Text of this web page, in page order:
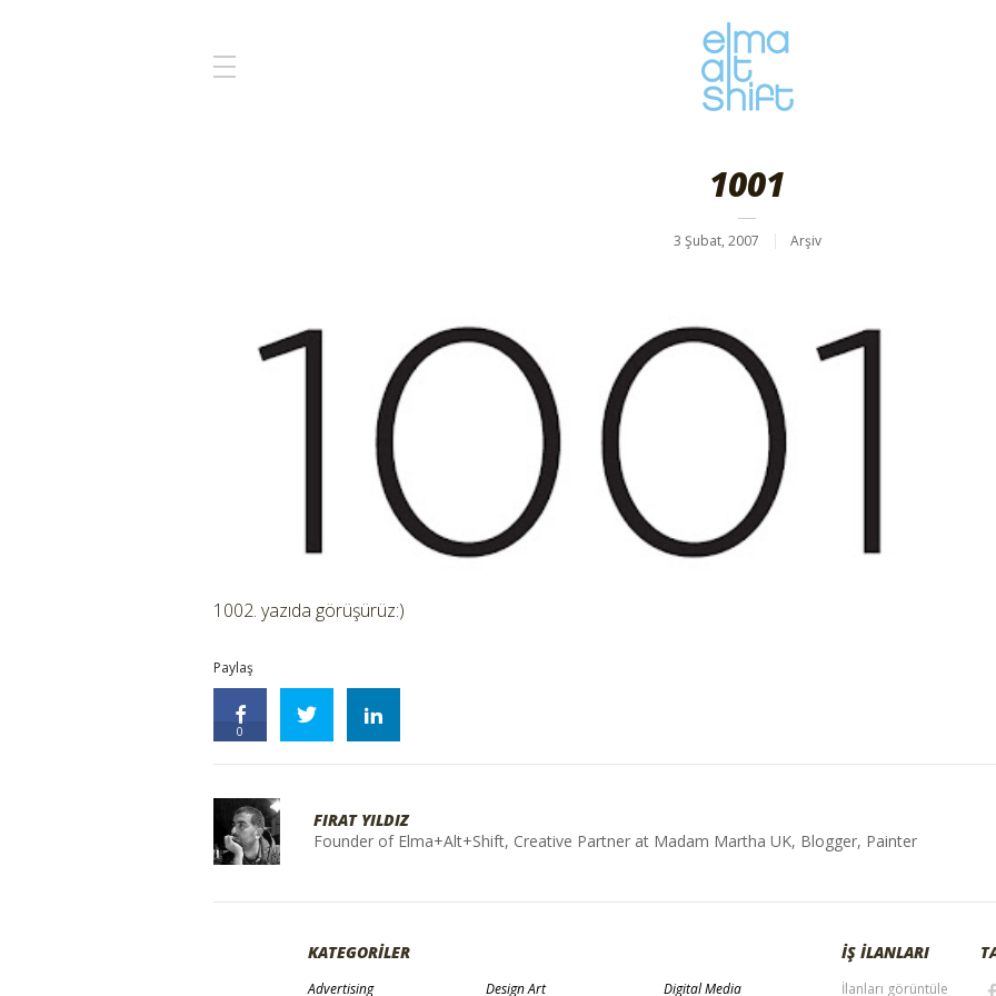
1001
3 Şubat, 2007 Arşiv
1002. yazıda görüşürüz:)
Paylaş
0
FIRAT YILDIZ
Founder of Elma+Alt+Shift, Creative Partner at Madam Martha UK, Blogger, Painter
KATEGORİLER
Advertising Design Art Digital Media
İŞ İLANLARI
İlanları görüntüle